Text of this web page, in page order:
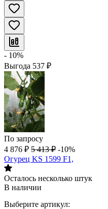
- 10%
Выгода 537 ₽
По запросу
4 876 ₽ 5 413 ₽ -10%
Огурец KS 1599 F1,
Осталось несколько штук
В наличии
Выберите артикул: